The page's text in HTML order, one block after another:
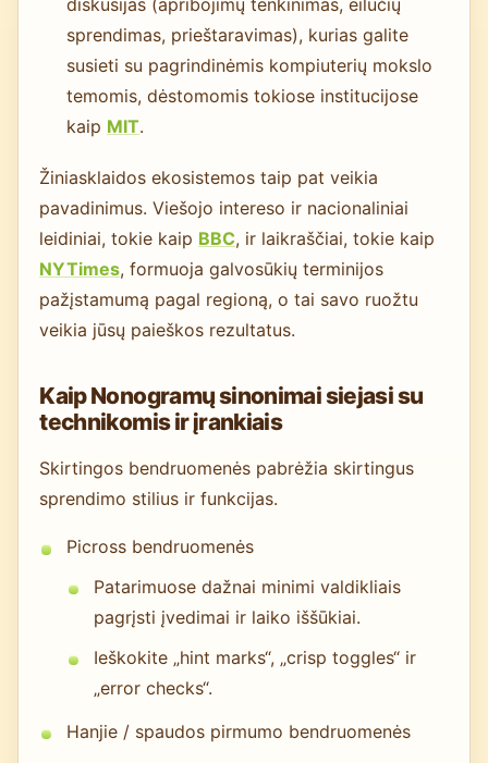
sprendimas, prieštaravimas), kurias galite
susieti su pagrindinėmis kompiuterių mokslo
temomis, dėstomomis tokiose institucijose
kaip MIT.
Žiniasklaidos ekosistemos taip pat veikia
pavadinimus. Viešojo intereso ir nacionaliniai
leidiniai, tokie kaip BBC, ir laikraščiai, tokie kaip
NYTimes, formuoja galvosūkių terminijos
pažįstamumą pagal regioną, o tai savo ruožtu
veikia jūsų paieškos rezultatus.
Kaip Nonogramų sinonimai siejasi su
technikomis ir įrankiais
Skirtingos bendruomenės pabrėžia skirtingus
sprendimo stilius ir funkcijas.
Picross bendruomenės
Patarimuose dažnai minimi valdikliais
pagrįsti įvedimai ir laiko iššūkiai.
Ieškokite „hint marks“, „crisp toggles“ ir
„error checks“.
Hanjie / spaudos pirmumo bendruomenės